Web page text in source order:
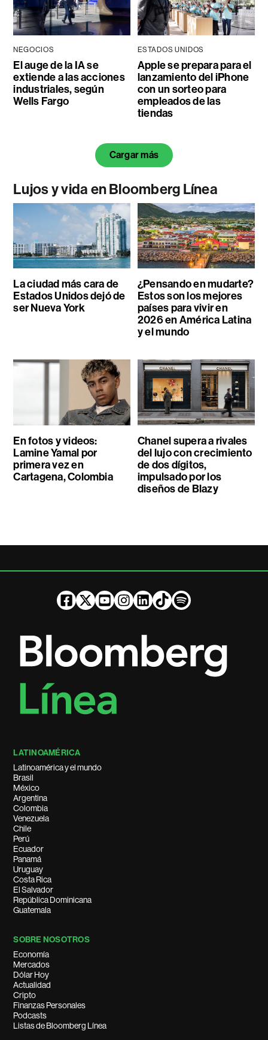
NEGOCIOS
El auge de la IA se
extiende a las acciones
industriales, según
Wells Fargo
ESTADOS UNIDOS
Apple se prepara para el
lanzamiento del iPhone
con un sorteo para
empleados de las
tiendas
Cargar más
Lujos y vida en Bloomberg Línea
La ciudad más cara de
Estados Unidos dejó de
ser Nueva York
¿Pensando en mudarte?
Estos son los mejores
países para vivir en
2026 en América Latina
y el mundo
En fotos y videos:
Lamine Yamal por
primera vez en
Cartagena, Colombia
Chanel supera a rivales
del lujo con crecimiento
de dos dígitos,
impulsado por los
diseños de Blazy
LATINOAMÉRICA
Latinoamérica y el mundo
Brasil
México
Argentina
Colombia
Venezuela
Chile
Perú
Ecuador
Panamá
Uruguay
Costa Rica
El Salvador
República Dominicana
Guatemala
SOBRE NOSOTROS
Economía
Mercados
Dólar Hoy
Actualidad
Cripto
Finanzas Personales
Podcasts
Listas de Bloomberg Línea